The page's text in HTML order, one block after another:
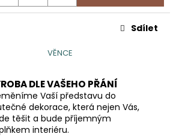
VĚNCE
Sdílet
DLE VAŠEHO PŘÁNÍ
Vaší představu do
dekorace, která nejen Vás,
těšit a bude příjemným
interiéru.